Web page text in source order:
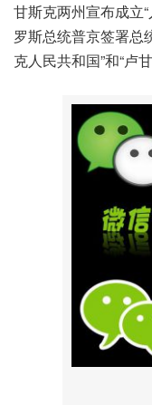
甘斯克两州宣布成立
罗斯总统普京签署总
克人民共和国”和“卢